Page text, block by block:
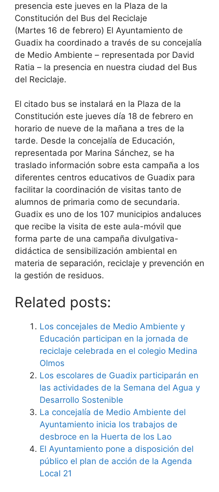
presencia este jueves en la Plaza de la
Constitución del Bus del Reciclaje
(Martes 16 de febrero) El Ayuntamiento de
Guadix ha coordinado a través de su concejalía
de Medio Ambiente – representada por David
Ratia – la presencia en nuestra ciudad del Bus
del Reciclaje.
El citado bus se instalará en la Plaza de la
Constitución este jueves día 18 de febrero en
horario de nueve de la mañana a tres de la
tarde. Desde la concejalía de Educación,
representada por Marina Sánchez, se ha
traslado información sobre esta campaña a los
diferentes centros educativos de Guadix para
facilitar la coordinación de visitas tanto de
alumnos de primaria como de secundaria.
Guadix es uno de los 107 municipios andaluces
que recibe la visita de este aula-móvil que
forma parte de una campaña divulgativa-
didáctica de sensibilización ambiental en
materia de separación, reciclaje y prevención en
la gestión de residuos.
Related posts:
Los concejales de Medio Ambiente y
Educación participan en la jornada de
reciclaje celebrada en el colegio Medina
Olmos
Los escolares de Guadix participarán en
las actividades de la Semana del Agua y
Desarrollo Sostenible
La concejalía de Medio Ambiente del
Ayuntamiento inicia los trabajos de
desbroce en la Huerta de los Lao
El Ayuntamiento pone a disposición del
público el plan de acción de la Agenda
Local 21